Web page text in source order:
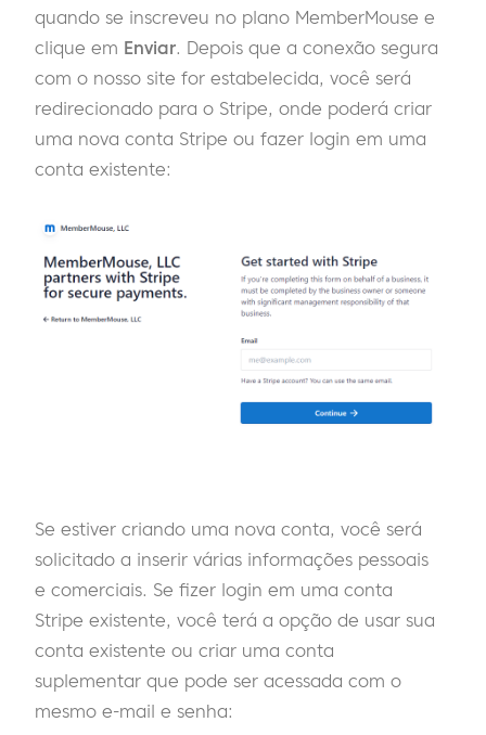
quando se inscreveu no plano MemberMouse e
clique em Enviar. Depois que a conexão segura
com o nosso site for estabelecida, você será
redirecionado para o Stripe, onde poderá criar
uma nova conta Stripe ou fazer login em uma
conta existente:
Se estiver criando uma nova conta, você será
solicitado a inserir várias informações pessoais
e comerciais. Se fizer login em uma conta
Stripe existente, você terá a opção de usar sua
conta existente ou criar uma conta
suplementar que pode ser acessada com o
mesmo e-mail e senha: